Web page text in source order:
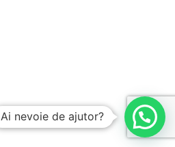
Ai nevoie de ajutor?